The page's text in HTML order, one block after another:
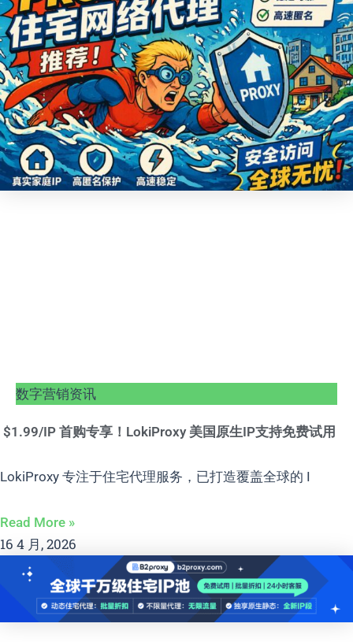
数字营销资讯
$1.99/IP 首购专享！LokiProxy 美国原生IP支持免费试用
LokiProxy 专注于住宅代理服务，已打造覆盖全球的 I
Read More »
16 4 月, 2026